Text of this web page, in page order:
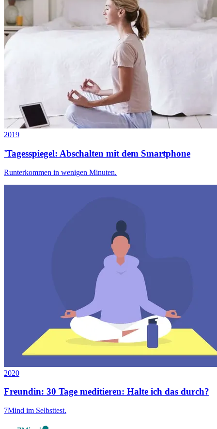
2019
'Tagesspiegel: Abschalten mit dem Smartphone
Runterkommen in wenigen Minuten.
2020
Freundin: 30 Tage meditieren: Halte ich das durch?
7Mind im Selbsttest.